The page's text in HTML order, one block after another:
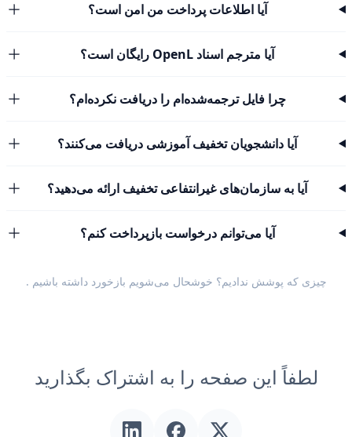
آیا اطلاعات پرداخت من امن است؟
آیا مترجم اسناد OpenL رایگان است؟
چرا فایل ترجمه‌شده‌ام را دریافت نکرده‌ام؟
آیا دانشجویان تخفیف آموزشی دریافت می‌کنند؟
آیا به سازمان‌های غیرانتفاعی تخفیف ارائه می‌دهید؟
آیا می‌توانم درخواست بازپرداخت کنم؟
چیزی که پوشش ندادیم؟ خوشحال می‌شویم بازخورد داشته باشیم .
لطفاً این صفحه را به اشتراک بگذارید